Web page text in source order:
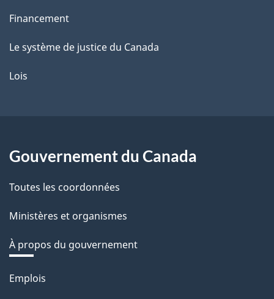
Financement
Le système de justice du Canada
Lois
Gouvernement du Canada
Toutes les coordonnées
Ministères et organismes
À propos du gouvernement
Thèmes
Emplois